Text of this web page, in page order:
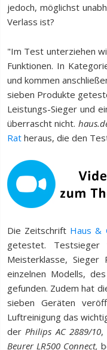
jedoch, möglichst
Verlass ist?
"Im Test unterziehen
Funktionen. In
und kommen
sieben Produkte
Leistungs-Sieger und
überrascht nicht.
Rat heraus, die den
Die Zeitschrift Haus &
getestet.
Meisterklasse, Sieger
einzelnen Modells, des
gefunden. Zudem hat
sieben Geräten
Luftreinigung das
derPhilips AC 2889/10,
Beurer LR500 Connect,